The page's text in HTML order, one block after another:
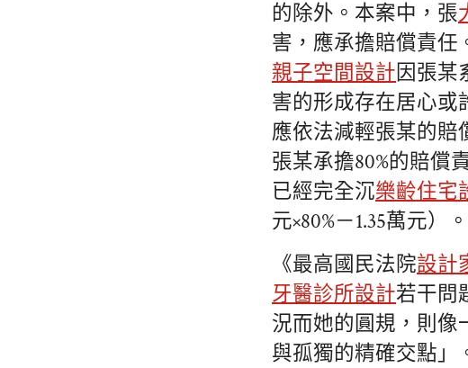
的除外。本案中，張
害，應承擔賠償責任
親子空間設計因張某
害的形成存在居心或
應依法減輕張某的賠
張某承擔80%的賠償
已經完全沉樂齡住宅
元×80%－1.35萬元）。
《最高國民法院設計
牙醫診所設計若干問
況而她的圓規，則
與孤獨的精確交點」